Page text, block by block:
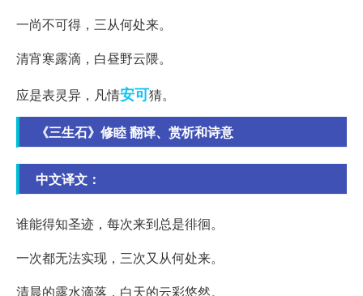
一尚不可得，三从何处来。
清宵寒露滴，白昼野云隈。
应是表灵异，凡情安可猜。
《三生石》修睦 翻译、赏析和诗意
中文译文：
谁能得知圣迹，每次来到总是徘徊。
一次都无法实现，三次又从何处来。
清晨的露水滴落，白天的云彩悠然。